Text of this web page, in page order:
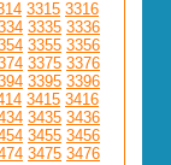
3315 3316
3335 3336
3355 3356
3375 3376
3395 3396
3415 3416
3435 3436
3455 3456
3475 3476